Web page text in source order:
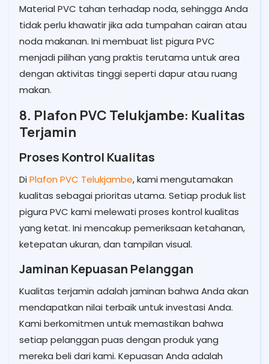
Material PVC tahan terhadap noda, sehingga Anda
tidak perlu khawatir jika ada tumpahan cairan atau
noda makanan. Ini membuat list pigura PVC
menjadi pilihan yang praktis terutama untuk area
dengan aktivitas tinggi seperti dapur atau ruang
makan.
8. Plafon PVC Telukjambe: Kualitas
Terjamin
Proses Kontrol Kualitas
DiPlafon PVC Telukjambe, kami mengutamakan
kualitas sebagai prioritas utama. Setiap produk list
pigura PVC kami melewati proses kontrol kualitas
yang ketat. Ini mencakup pemeriksaan ketahanan,
ketepatan ukuran, dan tampilan visual.
Jaminan Kepuasan Pelanggan
Kualitas terjamin adalah jaminan bahwa Anda akan
mendapatkan nilai terbaik untuk investasi Anda.
Kami berkomitmen untuk memastikan bahwa
setiap pelanggan puas dengan produk yang
mereka beli dari kami. Kepuasan Anda adalah